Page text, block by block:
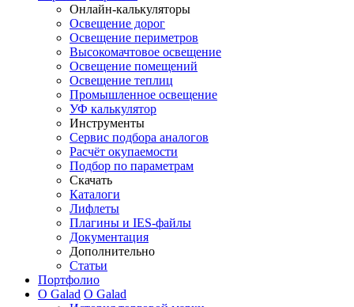
Онлайн-калькуляторы
Освещение дорог
Освещение периметров
Высокомачтовое освещение
Освещение помещений
Освещение теплиц
Промышленное освещение
УФ калькулятор
Инструменты
Сервис подбора аналогов
Расчёт окупаемости
Подбор по параметрам
Скачать
Каталоги
Лифлеты
Плагины и IES-файлы
Документация
Дополнительно
Статьи
Портфолио
О Galad О Galad